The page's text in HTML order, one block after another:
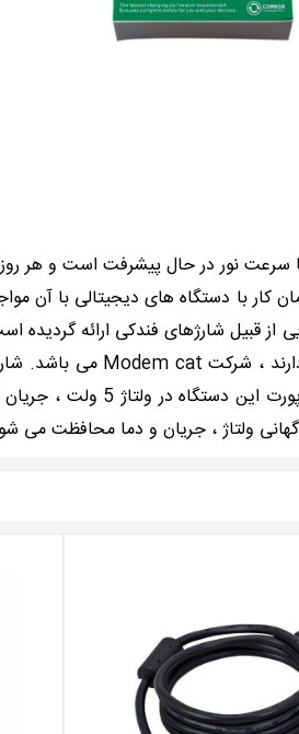
سرعت نور در حال پیشرفت است و هر
کار با دستگاه های دیجیتالی با
از قبیل شارژهای فندکی ارائه
ولتاژ ، جریان و دما محافظت می